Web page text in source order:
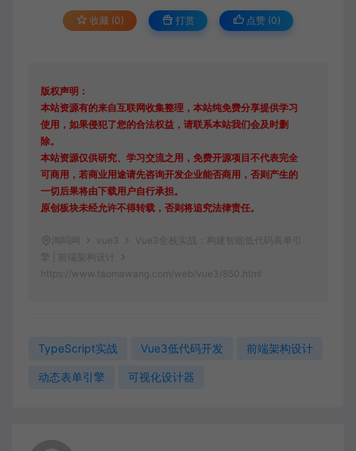
收藏 (0) 打赏 点赞 (0)
版权声明：
本站资源有的来自互联网收集整理，本站纯免费分享提供学习
使用，如果侵犯了您的合法权益，请联系本站我们会及时删
除。
本站资源仅供研究、学习交流之用，免费开源项目不代表完全
可商用，若商业用途请先咨询开发企业能否商用，否则产生的
一切后果将由下载用户自行承担。
原创板块未经允许不得转载，否则将追究法律责任。
淘吗网 vue3
Vue3全栈实战：构建智能低代码表单引
擎 | 前端架构设计
https://www.taomawang.com/web/vue3/850.html
TypeScript实战 Vue3低代码开发 前端架构设计
动态表单引擎 可视化设计器